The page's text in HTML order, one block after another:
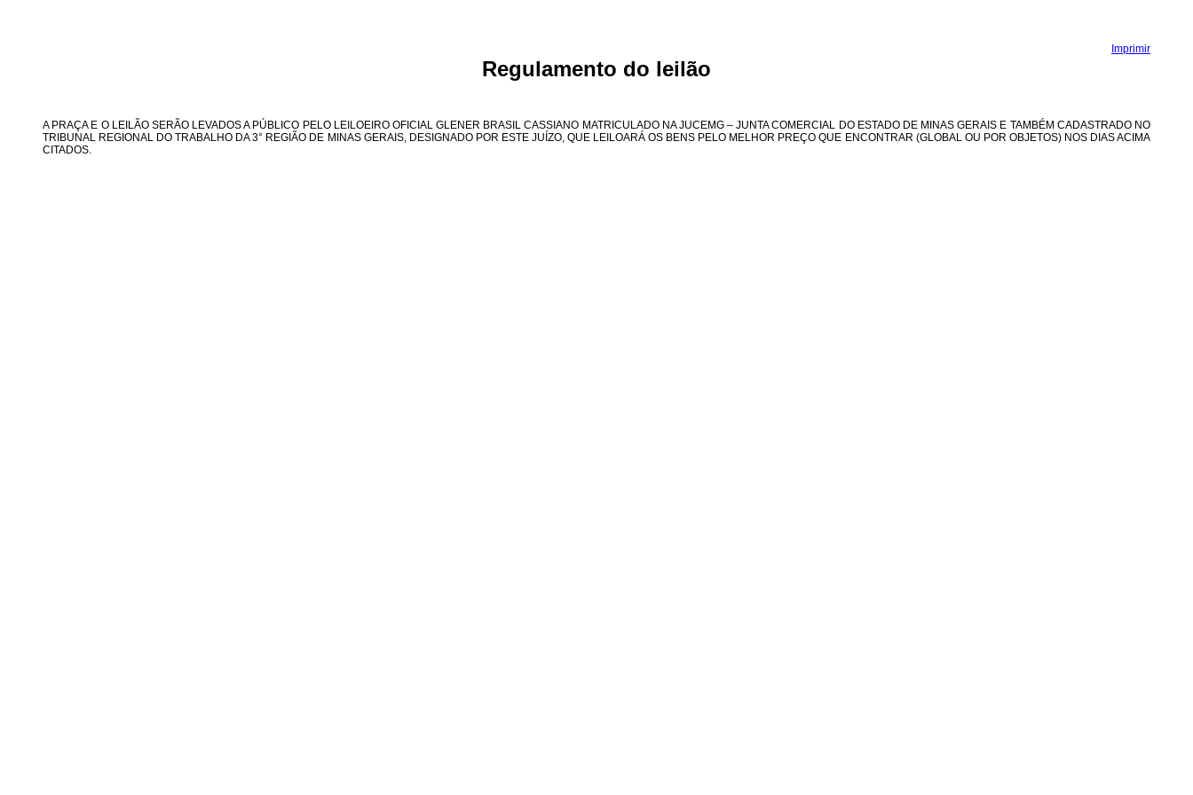
Imprimir
Regulamento do leilão
A PRAÇA E O LEILÃO SERÃO LEVADOS A PÚBLICO PELO LEILOEIRO OFICIAL GLENER BRASIL CASSIANO MATRICULADO NA JUCEMG – JUNTA COMERCIAL DO ESTADO DE MINAS GERAIS E TAMBÉM CADASTRADO NO
TRIBUNAL REGIONAL DO TRABALHO DA 3° REGIÃO DE MINAS GERAIS, DESIGNADO POR ESTE JUÍZO, QUE LEILOARÁ OS BENS PELO MELHOR PREÇO QUE ENCONTRAR (GLOBAL OU POR OBJETOS) NOS DIAS ACIMA
CITADOS.